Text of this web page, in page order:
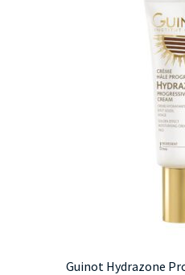
Guinot Hydrazone